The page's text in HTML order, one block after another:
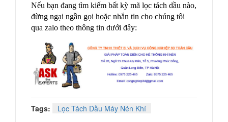
Nếu bạn đang tìm kiếm bất kỳ mã lọc tách dầu nào,
đừng ngại ngần gọi hoặc nhắn tin cho chúng tôi
qua zalo theo thông tin dưới đây:
Tags: Lọc Tách Dầu Máy Nén Khí